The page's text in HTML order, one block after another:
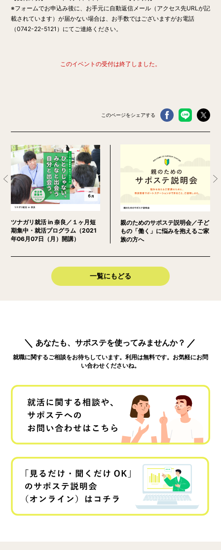
※フォームでお申込み後に、お手元に自動返信メール（アクセス先URLが記
載されています）が届かない場合は、お手数ではございますがお電話
（0742-22-5121）にてご連絡ください。
このイベントの受付は終了しました。
このページをシェアする
ツナガリ就活 in 奈良／１ヶ月短
期集中・就活プログラム（2021
年06月07日（月）開講）
親のためのサポステ説明会／子ど
もの「働く」に悩みを抱えるご家
族の方へ
一覧にもどる
あなたも、サポステを使ってみませんか？
就職に関するご相談をお待ちしています。利用は無料です。お気軽にお問
い合わせくださいね。